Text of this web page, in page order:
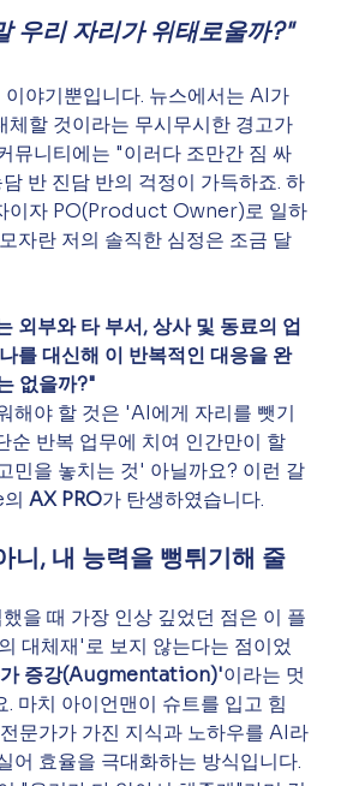
우리 자리가 위태로울까?"
야기뿐입니다. 뉴스에서는 AI가
체할 것이라는 무시무시한 경고가
뮤니티에는 "이러다 조만간 짐 싸
반 진담 반의 걱정이 가득하죠. 하
이자 PO(Product Owner)로 일하
자란 저의 솔직한 심정은 조금 달
외부와 타 부서, 상사 및 동료의 업
를 대신해 이 반복적인 대응을 완
없을까?"
해야 할 것은 'AI에게 자리를 뺏기
순 반복 업무에 치여 인간만이 할
민을 놓치는 것' 아닐까요? 이런 갈
의 AX PRO가 탄생하였습니다.
니, 내 능력을 뻥튀기해 줄
을 때 가장 인상 깊었던 점은 이 플
대체재'로 보지 않는다는 점이었
증강(Augmentation)'이라는 멋
. 마치 아이언맨이 슈트를 입고 힘
문가가 가진 지식과 노하우를 AI라
어 효율을 극대화하는 방식입니다.